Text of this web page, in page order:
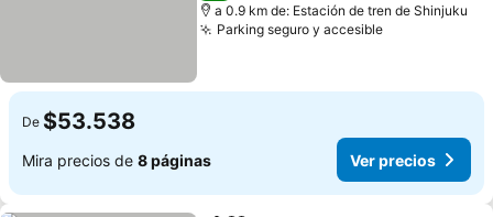
a 0.9 km de: Estación de tren de Shinjuku
Parking seguro y accesibleVer precios
De $53.538
Mira precios de 8 páginas Ver precios